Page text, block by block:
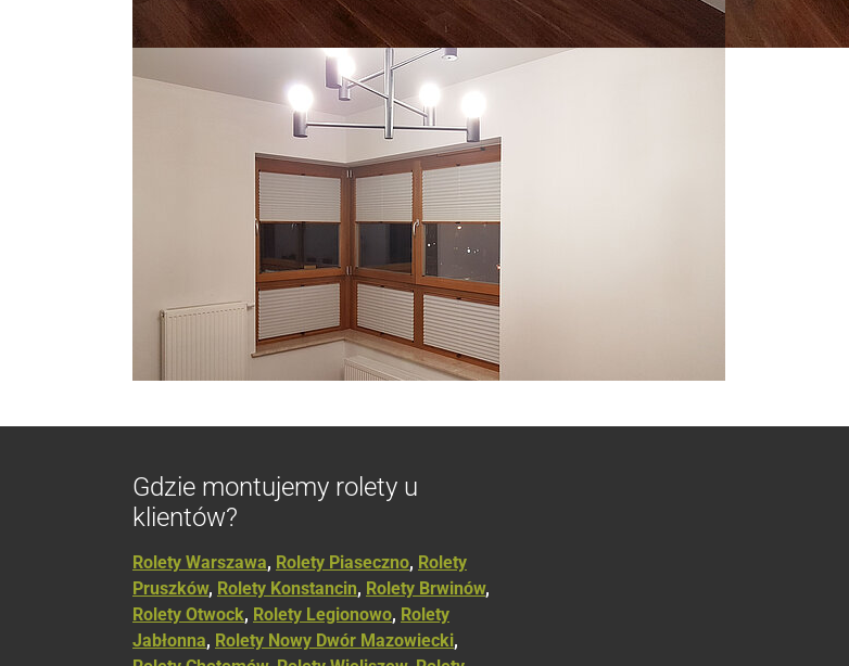
Gdzie montujemy rolety u
klientów?
Rolety Warszawa, Rolety Piaseczno, Rolety
Pruszków, Rolety Konstancin, Rolety Brwinów,
Rolety Otwock, Rolety Legionowo, Rolety
Jabłonna, Rolety Nowy Dwór Mazowiecki,